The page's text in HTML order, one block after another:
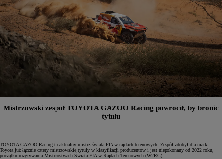
Mistrzowski zespół TOYOTA GAZOO Racing powrócił, by bronić
tytułu
TOYOTA GAZOO Racing to aktualny mistrz świata FIA w rajdach terenowych. Zespół zdobył dla marki
Toyota już łącznie cztery mistrzowskie tytuły w klasyfikacji producentów i jest niepokonany od 2022 roku,
początku rozgrywania Mistrzostwach Świata FIA w Rajdach Terenowych (W2RC).